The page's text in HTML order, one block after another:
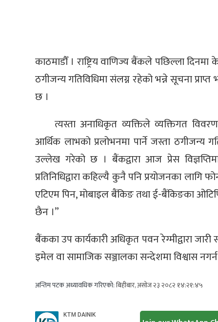
काठमाडौँ । राष्ट्रिय वाणिज्य बैंकले पछिल्ला
ठगीजन्य गतिविधिमा संलग्न रहेको भन्ने सूचना
छ ।
त्यस्ता अनाधिकृत व्यक्तिले व्यक्तिगत
आर्थिक लाभको प्रलोभनमा पार्ने जस्ता ठगीजन्य
उल्लेख गरेको छ । बैंकद्वारा आज प्रेस
प्रतिनिधिद्वारा कहिल्यै कुनै पनि प्रयोजनका
एटिएम पिन, मोबाइल बैंकिङ तथा ई-बैंकिङका
छैन ।”
बैंकका उप कार्यकारी अधिकृत पवन रेग्मीद्वारा
इमेल वा सामाजिक सञ्जालका सन्देशमा विश्वास
अन्तिम पटक अध्यावधिक गरिएको:बिहीबार, असोज २३ २०८२ १४:२१:४५